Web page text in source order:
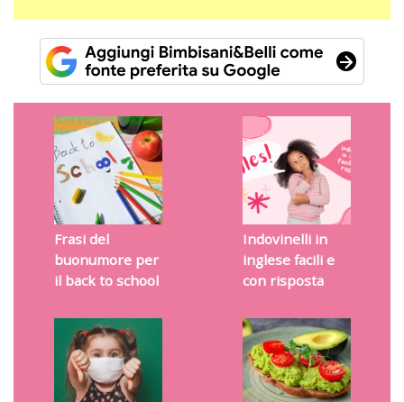
Frasi del
buonumore per
il back to school
Indovinelli in
inglese facili e
con risposta